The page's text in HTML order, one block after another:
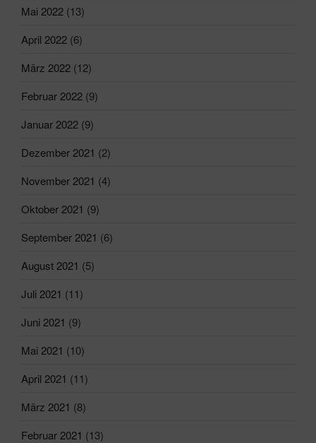
Mai 2022 (13)
April 2022 (6)
März 2022 (12)
Februar 2022 (9)
Januar 2022 (9)
Dezember 2021 (2)
November 2021 (4)
Oktober 2021 (9)
September 2021 (6)
August 2021 (5)
Juli 2021 (11)
Juni 2021 (9)
Mai 2021 (10)
April 2021 (11)
März 2021 (8)
Februar 2021 (13)